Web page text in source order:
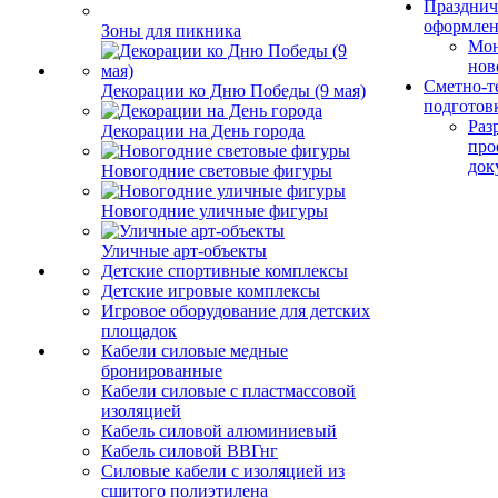
Зоны для пикника
Декорации ко Дню Победы (9 мая)
Декорации на День города
Новогодние световые фигуры
Новогодние уличные фигуры
Уличные арт-объекты
Детские спортивные комплексы
Детские игровые комплексы
Игровое оборудование для детских
площадок
Кабели силовые медные
бронированные
Кабели силовые с пластмассовой
изоляцией
Кабель силовой алюминиевый
Кабель силовой ВВГнг
Силовые кабели с изоляцией из
сшитого полиэтилена
Сметно-